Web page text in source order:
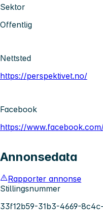
Sektor
Offentlig
Nettsted
https://perspektivet.no/
Facebook
https://
Annonsedata
Rapporter annonse
Stillingsnummer
33f12b59-31b3-4669-